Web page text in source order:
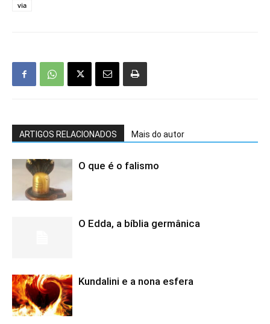
via
ARTIGOS RELACIONADOS Mais do autor
O que é o falismo
O Edda, a bíblia germânica
Kundalini e a nona esfera